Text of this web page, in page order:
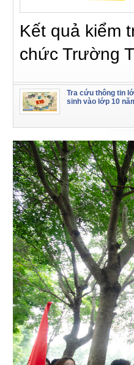
Kết quả kiểm
chức Trường
Tra cứu thông tin
sinh vào lớp 10